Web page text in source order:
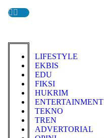
LIFESTYLE
EKBIS
EDU
FIKSI
HUKRIM
ENTERTAINMENT
TEKNO
TREN
ADVERTORIAL